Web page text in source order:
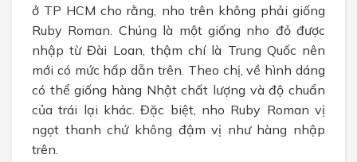
ở TP HCM cho rằng, nho trên không phải giống
Ruby Roman. Chúng là một giống nho đỏ được
nhập từ Đài Loan, thậm chí là Trung Quốc nên
mới có mức hấp dẫn trên. Theo chị, về hình dáng
có thể giống hàng Nhật chất lượng và độ chuẩn
của trái lại khác. Đặc biệt, nho Ruby Roman vị
ngọt thanh chứ không đậm vị như hàng nhập
trên.